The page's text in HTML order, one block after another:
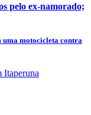
pelo ex-namorado;
uma motocicleta contra